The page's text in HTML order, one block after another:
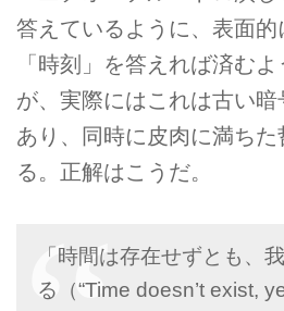
答えているように、表面
「時刻」を答えれば済む
が、実際にはこれは古い
あり、同時に皮肉に満ち
る。正解はこうだ。
「時間は存在せずとも、
る（“Time doesn’t exist,